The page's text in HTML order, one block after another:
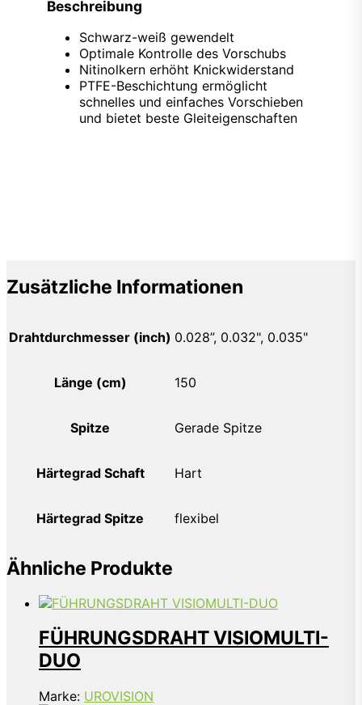
Beschreibung
Schwarz-weiß gewendelt
Optimale Kontrolle des Vorschubs
Nitinolkern erhöht Knickwiderstand
PTFE-Beschichtung ermöglicht
schnelles und einfaches Vorschieben
und bietet beste Gleiteigenschaften
Zusätzliche Informationen
Drahtdurchmesser (inch) 0.028”, 0.032", 0.035"
Länge (cm) 150
Spitze Gerade Spitze
Härtegrad Schaft Hart
Härtegrad Spitze flexibel
Ähnliche Produkte
FÜHRUNGSDRAHT VISIOMULTI-
DUO
Marke: UROVISION